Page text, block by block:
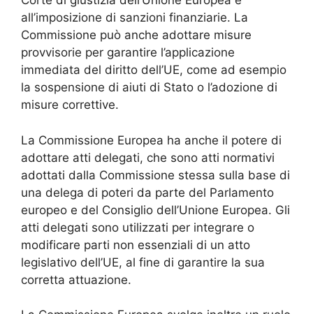
all’imposizione di sanzioni finanziarie. La
Commissione può anche adottare misure
provvisorie per garantire l’applicazione
immediata del diritto dell’UE, come ad esempio
la sospensione di aiuti di Stato o l’adozione di
misure correttive.
La Commissione Europea ha anche il potere di
adottare atti delegati, che sono atti normativi
adottati dalla Commissione stessa sulla base di
una delega di poteri da parte del Parlamento
europeo e del Consiglio dell’Unione Europea. Gli
atti delegati sono utilizzati per integrare o
modificare parti non essenziali di un atto
legislativo dell’UE, al fine di garantire la sua
corretta attuazione.